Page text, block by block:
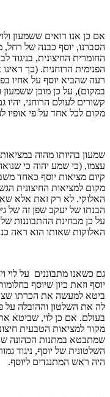
אם כן אנו רואים ששמעון
הסברנו, יוסף כבנה של
החומרית החיצונית,
הפנימית הרוחנית. (כך
רעה שהביא יוסף על אחיו
במקום), על כן מובן ששמעון
קשורים לעולם הרוחני, יהיו
מקום לכל אחד על פי אופיו
שמעון בהיותו מהוה
עצמו, (כי שמע יהוה כי
קיום מציאות יוסף כאחד
מקום למציאות החיצונית
האלוקי. לא רק זאת אלא
הבנתו של יעקב שפן זה של
על כן מבחינת ההתבוננות
האלוקות שאותו הוא ראה
גם כשאנו מתבוננים על לוי
יוסף וזאת כיון שיוסף
ביטא למעשה את הכרתו
לה את השלטון וההובלה
בעולם. אם כן לוי, שביטא
מקור למציאות הטבעית
שמתבטא במתנות הכהונה
השלטונית של יוסף, ניגוד
היה ראש המתנגדים ליוסף.